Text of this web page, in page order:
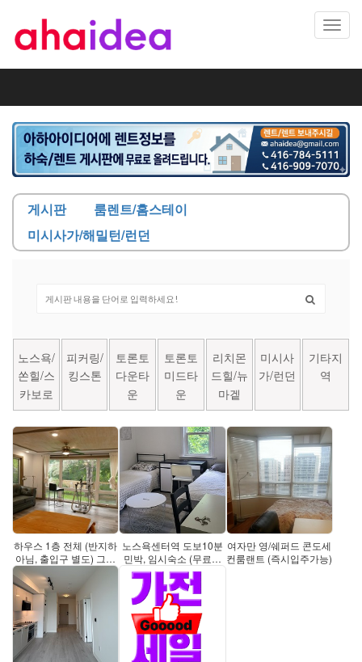
게시판
룸렌트/홈스테이
미시사가/해밀턴/런던
노스욕/
쏜힐/스
카보로
피커링/
킹스톤
토론토
다운타
운
토론토
미드타
운
리치몬
드힐/뉴
마겥
미시사
가/런던
기타지
역
하우스 1층 전체 (반지하
아님, 출입구 별도) 그리
노스욕센터역 도보10분
민박, 임시숙소 (무료공
항픽업
여자만 영/쉐퍼드 콘도세
컨룸랜트 (즉시입주가능)